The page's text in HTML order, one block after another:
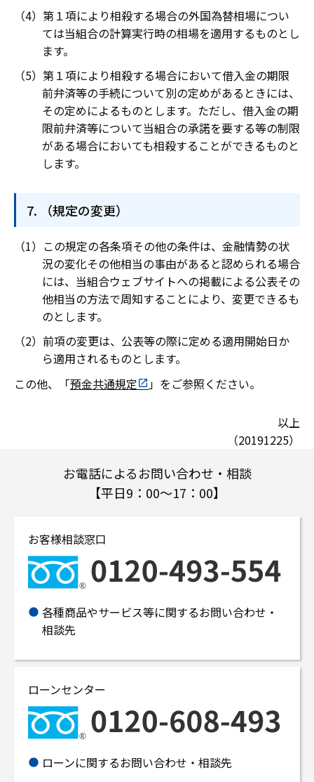
第１項により相殺する場合の外国為替相場につい
ては当組合の計算実行時の相場を適用するものとし
ます。
第１項により相殺する場合において借入金の期限
前弁済等の手続について別の定めがあるときには、
その定めによるものとします。ただし、借入金の期
限前弁済等について当組合の承諾を要する等の制限
がある場合においても相殺することができるものと
します。
（規定の変更）
この規定の各条項その他の条件は、金融情勢の状
況の変化その他相当の事由があると認められる場合
には、当組合ウェブサイトヘの掲載による公表その
他相当の方法で周知することにより、変更できるも
のとします。
前項の変更は、公表等の際に定める適用開始日か
ら適用されるものとします。
この他、「預金共通規定 」をご参照ください。
以上
（20191225）
お電話によるお問い合わせ・相談
【平日9：00～17：00】
お客様相談窓口
各種商品やサービス等に関するお問い合わせ・
相談先
ローンセンター
ローンに関するお問い合わせ・相談先